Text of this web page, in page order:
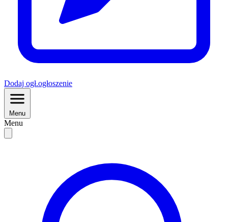
Dodaj ogł.ogłoszenie
Menu
Menu